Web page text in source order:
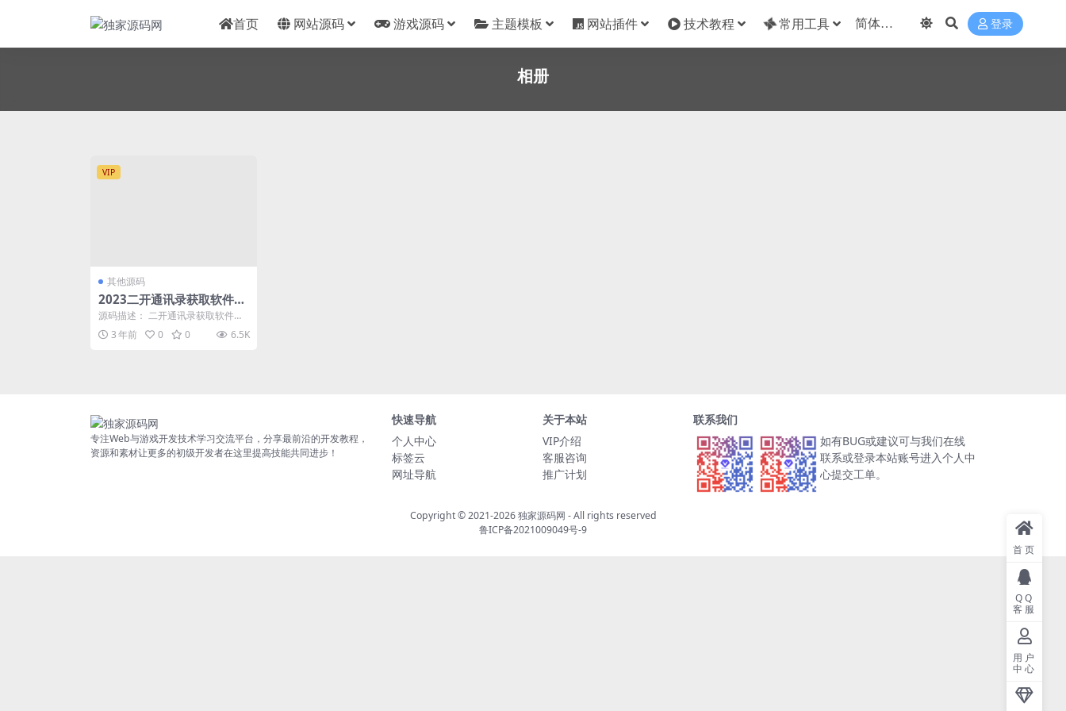
首页 网站源码 游戏源码 主题模板 网站插件 技术教程 常用工具 登录
相册
VIP
其他源码
2023二开通讯录获取软件，
相册获取软件源码，短信获
取软件源码，获取通讯录相
册短信获取双端APP
源码描述： 二开通讯录获取软件，
相册获取软件源码，短信获取软件
源码，获取通讯录相...
3 年前 0 0 6.5K
专注Web与游戏开发技术学习交流平台，分享最前沿的开发教程，
资源和素材让更多的初级开发者在这里提高技能共同进步！
快速导航
个人中心
标签云
网址导航
关于本站
VIP介绍
客服咨询
推广计划
联系我们
如有BUG或建议可与我们在线
联系或登录本站账号进入个人中
心提交工单。
Copyright © 2021-2026独家源码网 - All rights reserved
鲁ICP备2021009049号-9
首页
QQ
客服
用户
中心